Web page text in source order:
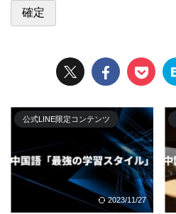
公式LINE限定コンテンツ
2023/11/27